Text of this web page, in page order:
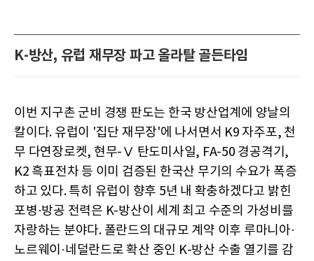
K-방산, 유럽 재무장 파고 올라탈 골든타임
이번 지구촌 군비 경쟁 판도는 한국 방산업계에 양날의
칼이다. 유럽이 '집단 재무장'에 나서면서 K9 자주포, 천
무 다연장로켓, 현무-Ⅴ 탄도미사일, FA-50 경공격기,
K2 흑표전차 등 이미 검증된 한국산 무기의 수요가 폭증
하고 있다. 특히 유럽이 향후 5년 내 확충하겠다고 밝힌
포병·방공 전력은 K-방산이 세계 최고 수준의 가성비를
자랑하는 분야다. 폴란드의 대규모 계약 이후 루마니아·
노르웨이·네덜란드로 확산 중인 K-방산 수출 열기를 감